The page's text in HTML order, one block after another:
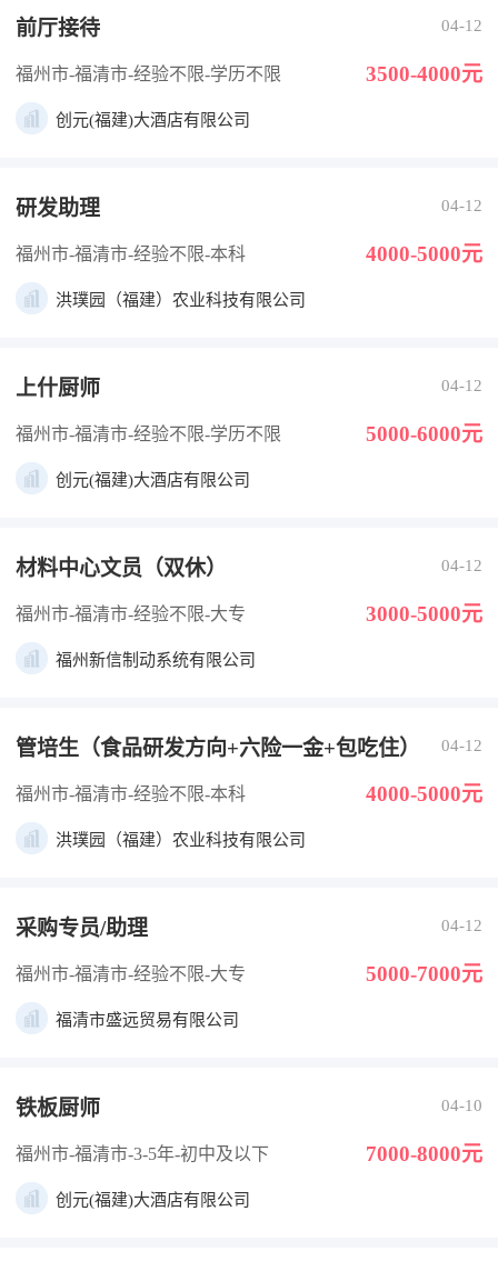
前厅接待 04-12
福州市-福清市-经验不限-学历不限 3500-4000元
创元(福建)大酒店有限公司
研发助理 04-12
福州市-福清市-经验不限-本科 4000-5000元
洪璞园（福建）农业科技有限公司
上什厨师 04-12
福州市-福清市-经验不限-学历不限 5000-6000元
创元(福建)大酒店有限公司
材料中心文员（双休） 04-12
福州市-福清市-经验不限-大专 3000-5000元
福州新信制动系统有限公司
管培生（食品研发方向+六险一金+包吃住） 04-12
福州市-福清市-经验不限-本科 4000-5000元
洪璞园（福建）农业科技有限公司
采购专员/助理 04-12
福州市-福清市-经验不限-大专 5000-7000元
福清市盛远贸易有限公司
铁板厨师 04-10
福州市-福清市-3-5年-初中及以下 7000-8000元
创元(福建)大酒店有限公司